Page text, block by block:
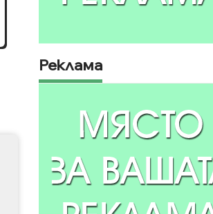
Реклама